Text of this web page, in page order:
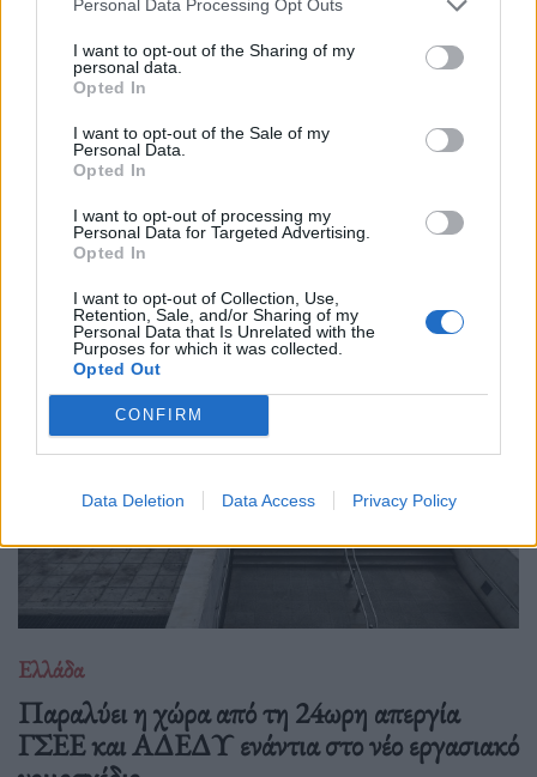
Personal Data Processing Opt Outs
I want to opt-out of the Sharing of my
personal data.
Opted In
I want to opt-out of the Sale of my
Personal Data.
Opted In
I want to opt-out of processing my
Personal Data for Targeted Advertising.
Opted In
I want to opt-out of Collection, Use,
Retention, Sale, and/or Sharing of my
Personal Data that Is Unrelated with the
Purposes for which it was collected.
Opted Out
CONFIRM
Data Deletion Data Access Privacy Policy
Ελλάδα
Ώρα να μπερδευτούμε ξανά: Γυρίζουμε τα
ρολόγια μία ώρα πίσω γιατί… έτσι συνηθίσαμε
16.10.25
Την Κυριακή 26 Οκτωβρίου, στις 04:00 τα ξημερώματα, θα
ξαναζήσουμε το πιο παράλογο ευρωπαϊκό ραντεβού με τον
"εξοικονομήσουμε ενέργεια".
Ελλάδα
Παραλύει η χώρα από τη 24ωρη απεργία
ΓΣΕΕ και ΑΔΕΔΥ ενάντια στο νέο εργασιακό